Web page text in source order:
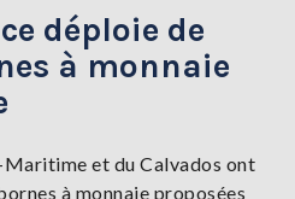
déploie de
à monnaie
Maritime et du Calvados ont
à monnaie proposées